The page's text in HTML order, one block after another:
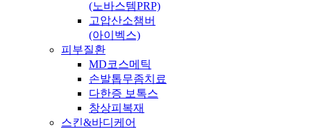
(노바스템PRP)
고압산소챔버
(아이벡스)
피부질환
MD코스메틱
손발톱무좀치료
다한증 보톡스
창상피복재
스킨&바디케어